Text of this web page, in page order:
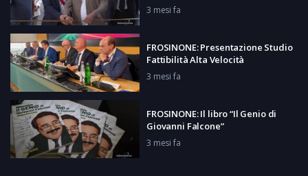
3 mesi fa
FROSINONE: Presentazione Studio
Fattibilità Alta Velocità
3 mesi fa
FROSINONE: Il libro “Il Genio di
Giovanni Falcone”
3 mesi fa